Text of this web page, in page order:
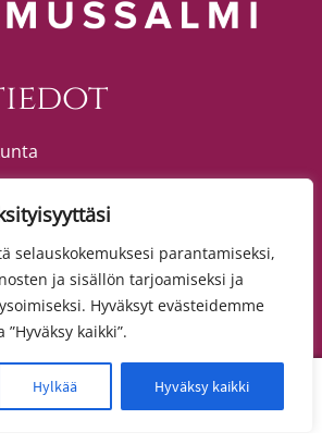
selauskokemuksesi parantamiseksi,
ja sisällön tarjoamiseksi ja
Hyväksyt evästeidemme
kaikki”.
Hylkää Hyväksy kaikki
(vaihde)